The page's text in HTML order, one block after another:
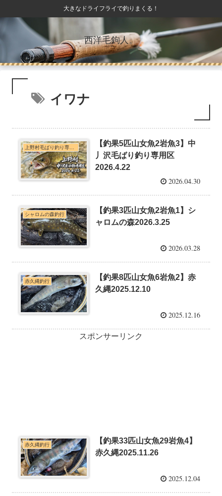
大きなドライフライで釣りまくる！
西洋毛鉤人。
イワナ
【釣果5匹山女魚2岩魚3】中
丿沢毛ばり釣り専用区
2026.4.22
2026.04.30
シャロムの森釣行
【釣果3匹山女魚2岩魚1】シ
ャロムの森2026.3.25
2026.03.28
赤久縄釣行
【釣果8匹山女魚6岩魚2】赤
久縄2025.12.10
2025.12.16
スポンサーリンク
赤久縄釣行
【釣果33匹山女魚29岩魚4】
赤久縄2025.11.26
2025.12.04